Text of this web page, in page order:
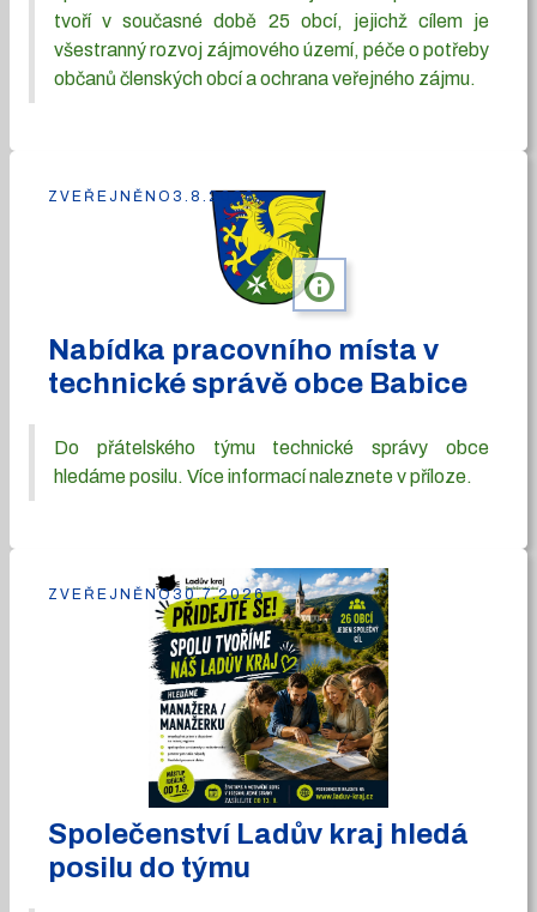
tvoří v současné době 25 obcí, jejichž cílem je
všestranný rozvoj zájmového území, péče o potřeby
občanů členských obcí a ochrana veřejného zájmu.
info
Nabídka pracovního místa v
technické správě obce Babice
Do přátelského týmu technické správy obce
hledáme posilu. Více informací naleznete v příloze.
ZVEŘEJNĚNO 3.8.2026
Společenství Ladův kraj hledá
posilu do týmu
ZVEŘEJNĚNO30.7.2026